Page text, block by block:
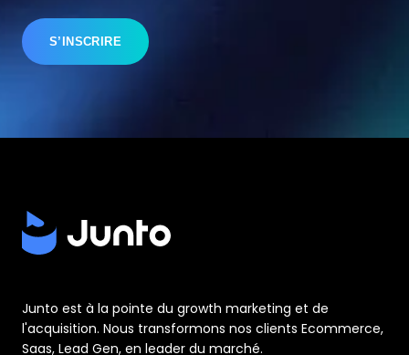
Junto est à la pointe du growth marketing et de
l'acquisition. Nous transformons nos clients Ecommerce,
Saas, Lead Gen, en leader du marché.